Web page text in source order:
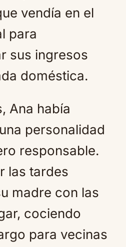
vendía en el
para
sus ingresos
doméstica.
Ana había
personalidad
responsable.
las tardes
madre con las
cociendo
para vecinas